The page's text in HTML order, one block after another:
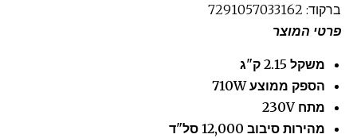
ברקוד: 7291057033162
פרטי המוצר
משקל 2.15 ק"ג
הספק ממוצע 710W
מתח 230V
מהירות סיבוב 12,000 סל"ד